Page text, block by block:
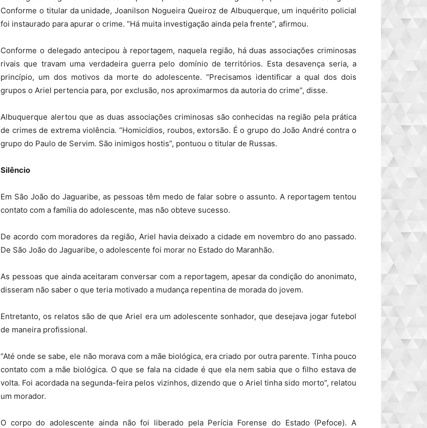
Conforme o titular da unidade, Joanilson Nogueira Queiroz de Albuquerque, um inquérito policial
foi instaurado para apurar o crime. “Há muita investigação ainda pela frente”, afirmou.
Conforme o delegado antecipou à reportagem, naquela região, há duas associações criminosas
rivais que travam uma verdadeira guerra pelo domínio de territórios. Esta desavença seria, a
princípio, um dos motivos da morte do adolescente. “Precisamos identificar a qual dos dois
grupos o Ariel pertencia para, por exclusão, nos aproximarmos da autoria do crime”, disse.
Albuquerque alertou que as duas associações criminosas são conhecidas na região pela prática
de crimes de extrema violência. “Homicídios, roubos, extorsão. É o grupo do João André contra o
grupo do Paulo de Servim. São inimigos hostis”, pontuou o titular de Russas.
Silêncio
Em São João do Jaguaribe, as pessoas têm medo de falar sobre o assunto. A reportagem tentou
contato com a família do adolescente, mas não obteve sucesso.
De acordo com moradores da região, Ariel havia deixado a cidade em novembro do ano passado.
De São João do Jaguaribe, o adolescente foi morar no Estado do Maranhão.
As pessoas que ainda aceitaram conversar com a reportagem, apesar da condição do anonimato,
disseram não saber o que teria motivado a mudança repentina de morada do jovem.
Entretanto, os relatos são de que Ariel era um adolescente sonhador, que desejava jogar futebol
de maneira profissional.
“Até onde se sabe, ele não morava com a mãe biológica, era criado por outra parente. Tinha pouco
contato com a mãe biológica. O que se fala na cidade é que ela nem sabia que o filho estava de
volta. Foi acordada na segunda-feira pelos vizinhos, dizendo que o Ariel tinha sido morto”, relatou
um morador.
O corpo do adolescente ainda não foi liberado pela Perícia Forense do Estado (Pefoce). A